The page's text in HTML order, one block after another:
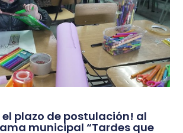
el plazo de postulación! al
municipal “Tardes que